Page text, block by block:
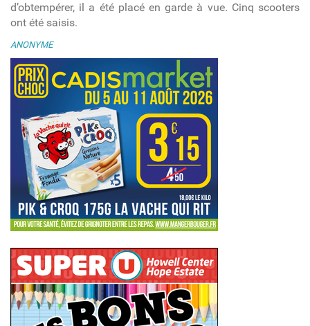
d’obtempérer, il a été placé en garde à vue. Cinq scooters
ont été saisis.
ANONYME